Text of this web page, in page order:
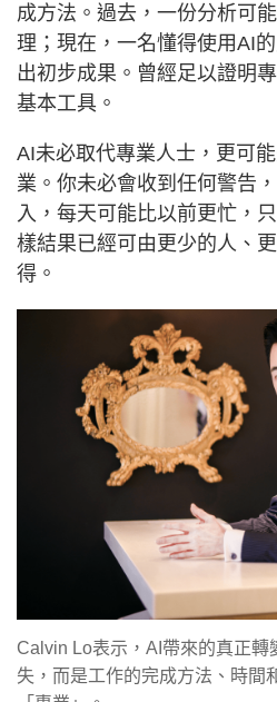
成方法。過去，一份分析可
理；現在，一名懂得使用AI
出初步成果。曾經足以證明
基本工具。
AI未必取代專業人士，更可
業。你未必會收到任何警告
入，每天可能比以前更忙，
樣結果已經可由更少的人、
得。
Calvin Lo表示，AI帶來的真正轉
失，而是工作的完成方法、時間